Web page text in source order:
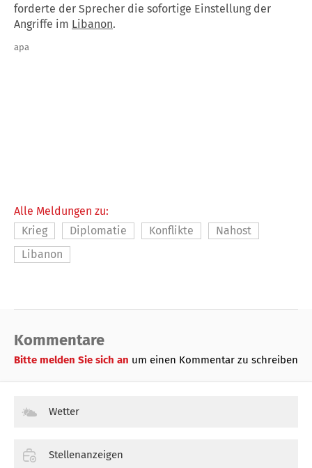
forderte der Sprecher die sofortige Einstellung der
Angriffe im Libanon.
apa
Alle Meldungen zu:
Krieg
Diplomatie Konflikte
Nahost
Libanon
Kommentare
Bitte melden Sie sich an um einen Kommentar zu schreiben
Wetter
Stellenanzeigen